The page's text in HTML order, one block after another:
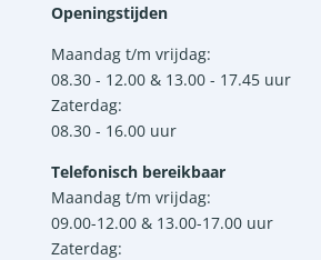
Openingstijden
Maandag t/m vrijdag:
08.30 - 12.00 & 13.00 - 17.45 uur
Zaterdag:
08.30 - 16.00 uur
Telefonisch bereikbaar
Maandag t/m vrijdag:
09.00-12.00 & 13.00-17.00 uur
Zaterdag: